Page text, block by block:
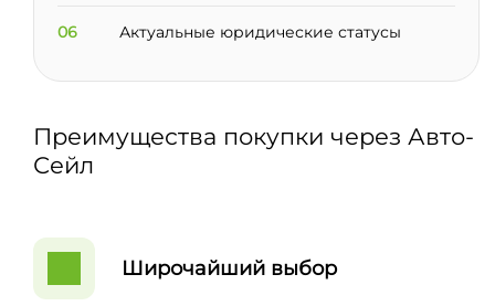
06 Актуальные юридические статусы
Преимущества покупки через Авто-
Сейл
Широчайший выбор